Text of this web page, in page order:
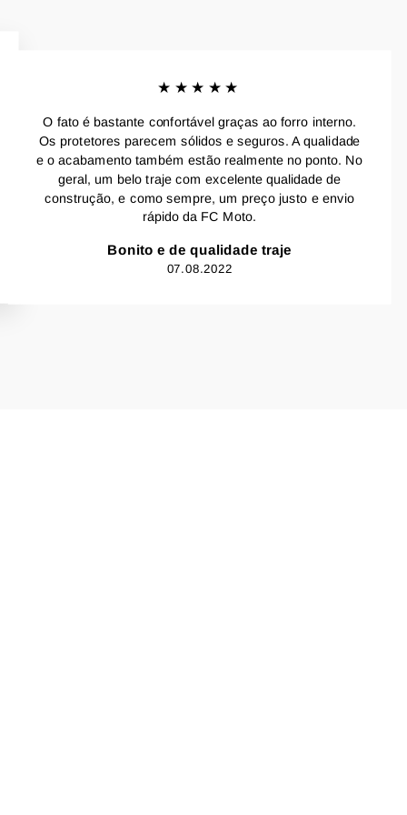
★★★★★
O fato é bastante confortável graças ao forro interno.
Os protetores parecem sólidos e seguros. A qualidade
e o acabamento também estão realmente no ponto. No
geral, um belo traje com excelente qualidade de
construção, e como sempre, um preço justo e envio
rápido da FC Moto.
Bonito e de qualidade traje
07.08.2022